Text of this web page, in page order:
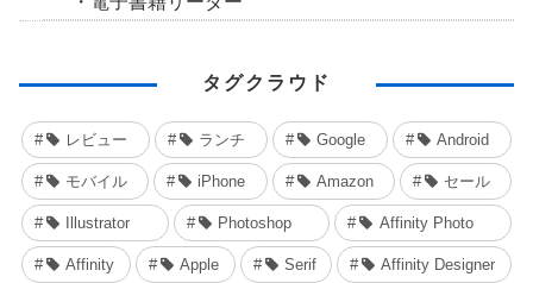
タグクラウド
レビュー ランチ Google Android
モバイル iPhone Amazon セール
Illustrator Photoshop Affinity Photo
Affinity Apple Serif Affinity Designer